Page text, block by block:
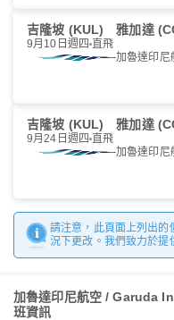
吉隆坡 (KUL) 雅加達
9月10日週四 直飛
加魯達印尼
吉隆坡 (KUL) 雅加達
9月24日週四 直飛
加魯達印尼
請注意，此頁面上列出的
況下更改。我們致力於提
加魯達印尼航空 / Garuda
班資訊